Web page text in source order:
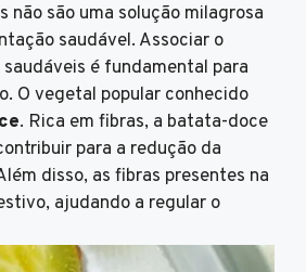
são uma solução milagrosa
saudável. Associar o
é fundamental para
O vegetal popular conhecido
. Rica em fibras, a batata-doce
para a redução da
disso, as fibras presentes na
ajudando a regular o